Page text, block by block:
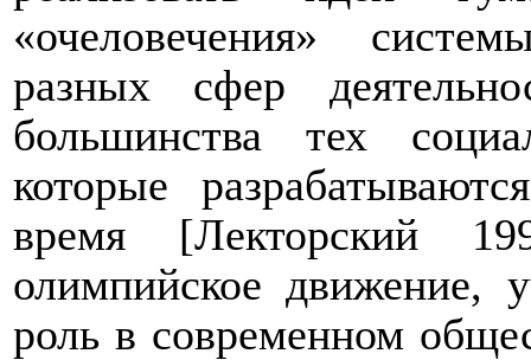
«очеловечения»
разных сфер
большинства тех
которые
время [Лекторский
олимпийское движение,
роль в современном